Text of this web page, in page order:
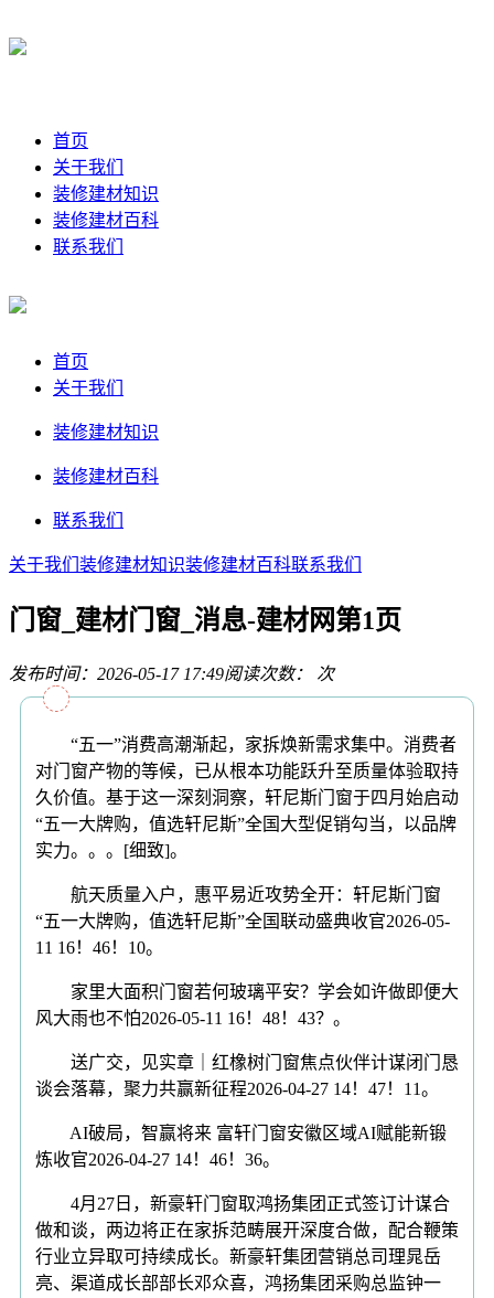
首页
关于我们
装修建材知识
装修建材百科
联系我们
首页
关于我们
装修建材知识
装修建材百科
联系我们
关于我们 装修建材知识装修建材百科联系我们
门窗_建材门窗_消息-建材网第1页
发布时间：2026-05-17 17:49阅读次数： 次
“五一”消费高潮渐起，家拆焕新需求集中。消费者
对门窗产物的等候，已从根本功能跃升至质量体验取持
久价值。基于这一深刻洞察，轩尼斯门窗于四月始启动
“五一大牌购，值选轩尼斯”全国大型促销勾当，以品牌
实力。。。[细致]。
航天质量入户，惠平易近攻势全开：轩尼斯门窗
“五一大牌购，值选轩尼斯”全国联动盛典收官2026-05-
11 16！46！10。
家里大面积门窗若何玻璃平安？学会如许做即便大
风大雨也不怕2026-05-11 16！48！43？。
送广交，见实章｜红橡树门窗焦点伙伴计谋闭门恳
谈会落幕，聚力共赢新征程2026-04-27 14！47！11。
AI破局，智赢将来 富轩门窗安徽区域AI赋能新锻
炼收官2026-04-27 14！46！36。
4月27日，新豪轩门窗取鸿扬集团正式签订计谋合
做和谈，两边将正在家拆范畴展开深度合做，配合鞭策
行业立异取可持续成长。新豪轩集团营销总司理晁岳
亮、渠道成长部部长邓众喜，鸿扬集团采购总监钟一